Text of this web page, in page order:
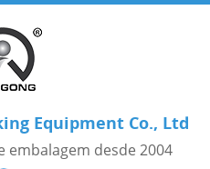
Equipment Co., Ltd
embalagem desde 2004